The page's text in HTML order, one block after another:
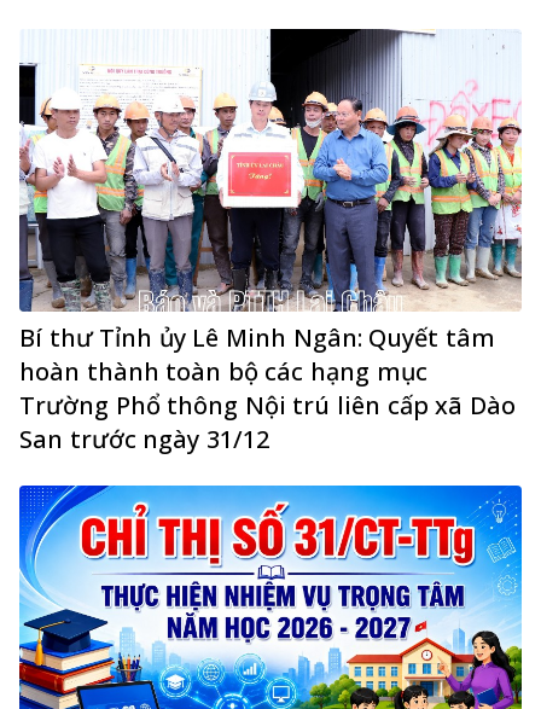
Bí thư Tỉnh ủy Lê Minh Ngân: Quyết tâm
hoàn thành toàn bộ các hạng mục
Trường Phổ thông Nội trú liên cấp xã Dào
San trước ngày 31/12